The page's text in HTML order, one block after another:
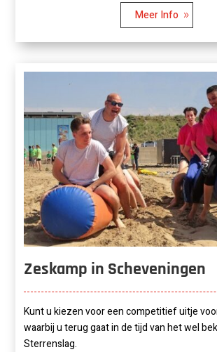
Meer Info
Zeskamp in Scheveningen
Kunt u kiezen voor een competitief uitje
waarbij u terug gaat in de tijd van het wel
Sterrenslag.